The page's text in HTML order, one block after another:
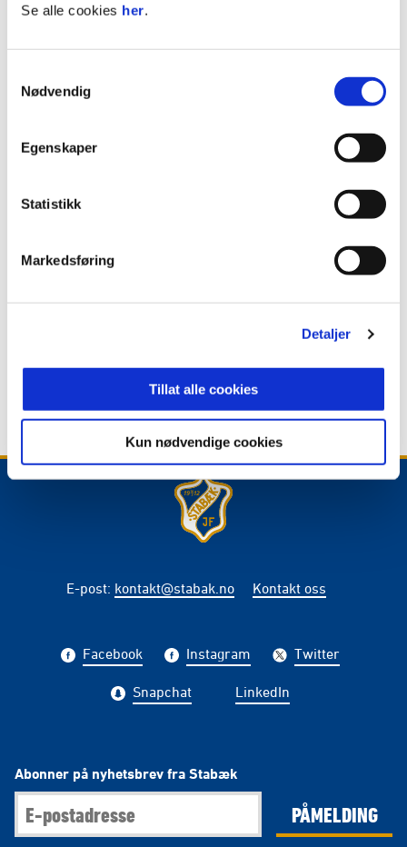
Se alle cookies her.
Nødvendig
Egenskaper
Statistikk
Markedsføring
Detaljer
Tillat alle cookies
Kun nødvendige cookies
Nadderud!
Alltid. Uansett
BILLETTER TIL NESTE HJEMMEKAMP, STABÆK-
E-post: kontakt@stabak.no Kontakt oss
Facebook Instagram Twitter
Snapchat LinkedIn
Abonner på nyhetsbrev fra Stabæk
PÅMELDING